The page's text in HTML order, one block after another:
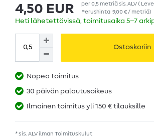
4,50 EUR per0,5 metriäsis. ALV(
Perushinta 9,00 € / metriä)
Heti lähetettävissä, toimitusaika 5–7
Ostoskoriin
Nopea toimitus
30 päivän palautusoikeus
Ilmainen toimitus yli 150 € tilauksille
* sis. ALV ilman Toimituskulut